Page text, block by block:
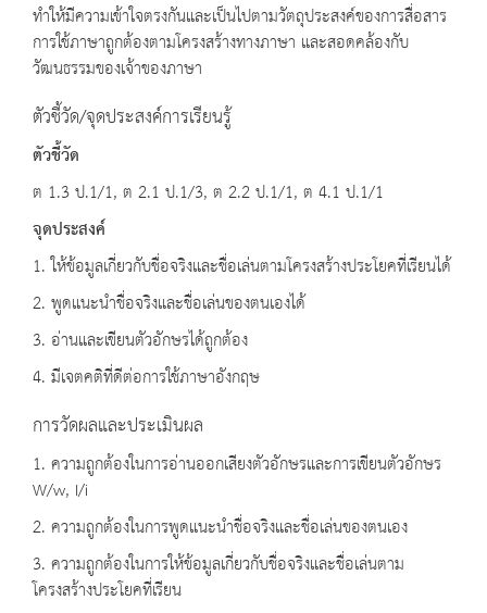
ทำให้มีความเข้าใจตรงกันและเป็นไปตามวัตถุประสงค์ของการสื่อสาร
การใช้ภาษาถูกต้องตามโครงสร้างทางภาษา และสอดคล้องกับ
วัฒนธรรมของเจ้าของภาษา
ตัวชี้วัด/จุดประสงค์การเรียนรู้
ตัวชี้วัด
ต 1.3 ป.1/1, ต 2.1 ป.1/3, ต 2.2 ป.1/1, ต 4.1 ป.1/1
จุดประสงค์
1. ให้ข้อมูลเกี่ยวกับชื่อจริงและชื่อเล่นตามโครงสร้างประโยคที่เรียนได้
2. พูดแนะนำชื่อจริงและชื่อเล่นของตนเองได้
3. อ่านและเขียนตัวอักษรได้ถูกต้อง
4. มีเจตคติที่ดีต่อการใช้ภาษาอังกฤษ
การวัดผลและประเมินผล
1. ความถูกต้องในการอ่านออกเสียงตัวอักษรและการเขียนตัวอักษร
W/w, I/i
2. ความถูกต้องในการพูดแนะนำชื่อจริงและชื่อเล่นของตนเอง
3. ความถูกต้องในการให้ข้อมูลเกี่ยวกับชื่อจริงและชื่อเล่นตาม
โครงสร้างประโยคที่เรียน